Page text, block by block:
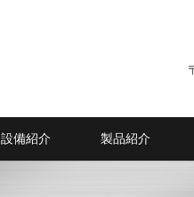
設備紹介 製品紹介